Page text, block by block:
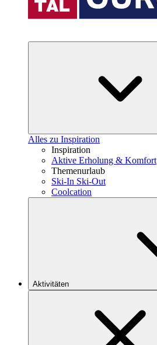
Alles zu Inspiration
Inspiration
Aktive Erholung & Komfort
Themenurlaub
Ski-In Ski-Out
Coolcation
Aktivitäten